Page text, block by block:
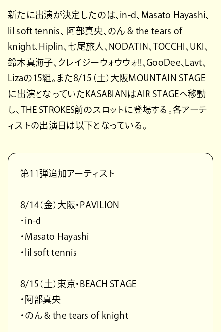
新たに出演が決定したのは、in-d、Masato Hayashi、
lil soft tennis、 阿部真央、のん & the tears of
knight、Hiplin、七尾旅人、NODATIN、TOCCHI、UKI、
鈴木真海子、クレイジーウォウウォ!!、GooDee、Lavt、
Lizaの15組。また8/15（土）大阪MOUNTAIN STAGE
に出演となっていたKASABIANはAIR STAGEへ移動
し、THE STROKES前のスロットに登場する。各アーテ
ィストの出演日は以下となっている。
第11弾追加アーティスト
8/14（金）大阪・PAVILION
・in-d
・Masato Hayashi
・lil soft tennis
8/15（土）東京・BEACH STAGE
・阿部真央
・のん & the tears of knight